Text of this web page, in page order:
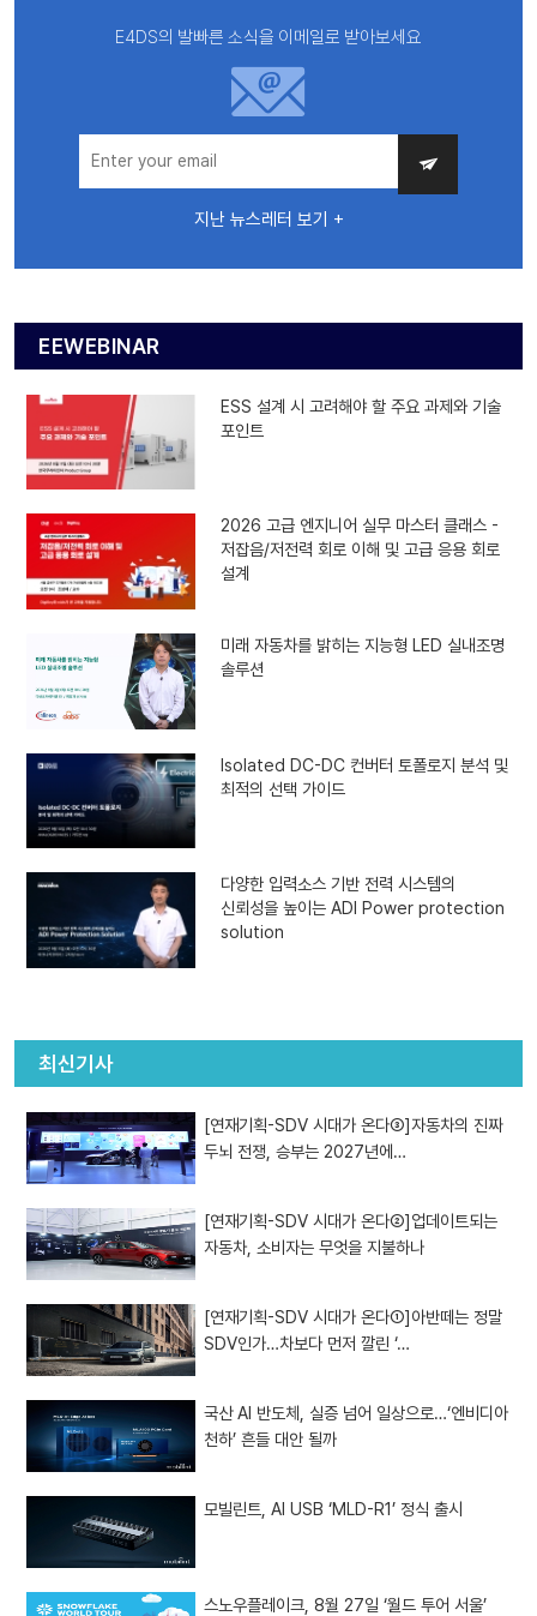
E4DS의 발빠른 소식을 이메일로 받아보세요
지난 뉴스레터 보기 +
EEWEBINAR
ESS 설계 시 고려해야 할 주요 과제와 기술
포인트
2026 고급 엔지니어 실무 마스터 클래스 -
저잡음/저전력 회로 이해 및 고급 응용 회로
설계
미래 자동차를 밝히는 지능형 LED 실내조명
솔루션
Isolated DC-DC 컨버터 토폴로지 분석 및
최적의 선택 가이드
다양한 입력소스 기반 전력 시스템의
신뢰성을 높이는 ADI Power protection
solution
최신기사
[연재기획-SDV 시대가 온다③]자동차의 진짜
두뇌 전쟁, 승부는 2027년에…
[연재기획-SDV 시대가 온다②]업데이트되는
자동차, 소비자는 무엇을 지불하나
[연재기획-SDV 시대가 온다①]아반떼는 정말
SDV인가…차보다 먼저 깔린 ‘…
국산 AI 반도체, 실증 넘어 일상으로…‘엔비디아
천하’ 흔들 대안 될까
모빌린트, AI USB ‘MLD-R1’ 정식 출시
스노우플레이크, 8월 27일 ‘월드 투어 서울’